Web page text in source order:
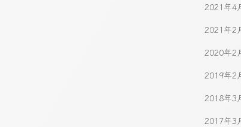
2021年4
2021年2
2020年2
2019年2
2018年3
2017年3